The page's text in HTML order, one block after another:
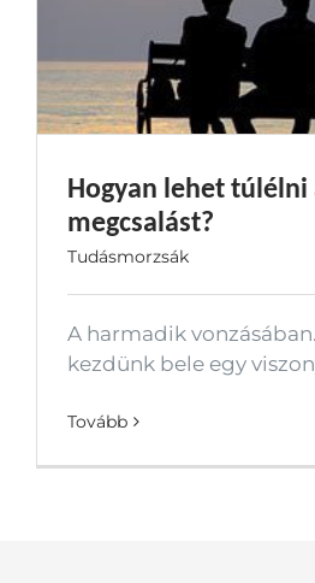
Hogyan lehet túlélni
megcsalást?
Tudásmorzsák
A harmadik
kezdünk bele egy
Tovább